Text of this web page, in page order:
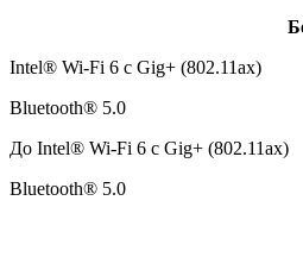
Intel® Wi-Fi 6 с Gig+ (802.11ax)
Bluetooth® 5.0
До Intel® Wi-Fi 6 с Gig+ (802.11ax)
Bluetooth® 5.0